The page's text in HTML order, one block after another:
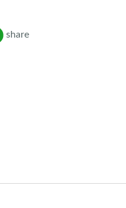
Поделиться
share